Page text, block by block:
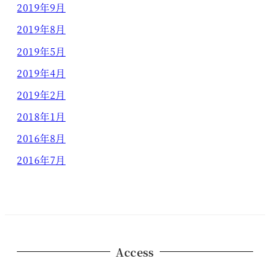
2019年9月
2019年8月
2019年5月
2019年4月
2019年2月
2018年1月
2016年8月
2016年7月
Access